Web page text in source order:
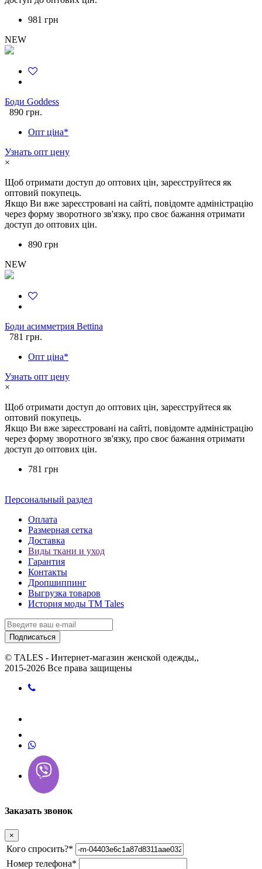
981 грн
NEW
Боди Goddess
890 грн.
Опт ціна*
Узнать опт цену
×
Щоб отримати доступ до оптових цін, зареєструйтеся як
оптовий покупець.
Якщо Ви вже зареєстровані на сайті, повідомте адміністрацію
через форму зворотного зв'язку, про своє бажання отримати
доступ до оптових цін.
890 грн
NEW
Боди асимметрия Bettina
781 грн.
Опт ціна*
Узнать опт цену
×
Щоб отримати доступ до оптових цін, зареєструйтеся як
оптовий покупець.
Якщо Ви вже зареєстровані на сайті, повідомте адміністрацію
через форму зворотного зв'язку, про своє бажання отримати
доступ до оптових цін.
781 грн
Персональный раздел
Оплата
Размерная сетка
Доставка
Виды ткани и уход
Гарантия
Контакты
Дропшиппинг
Выгрузка товаров
История моды ТМ Tales
Подписаться
© TALES - Интернет-магазин женской одежды,,
2015-2026 Все права защищены
Заказать звонок
×
Кого спросить?*
Номер телефона*